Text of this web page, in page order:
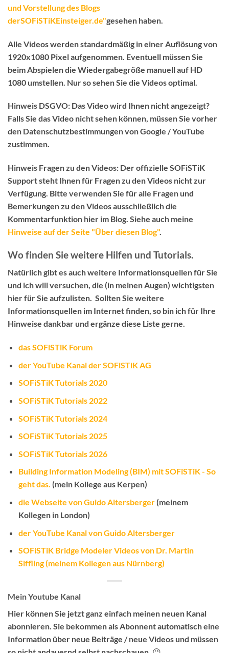
und Vorstellung des Blogs
derSOFiSTiKEinsteiger.de"gesehen haben.
Alle Videos werden standardmäßig in einer Auflösung von
1920x1080 Pixel aufgenommen. Eventuell müssen Sie
beim Abspielen die Wiedergabegröße manuell auf HD
1080 umstellen. Nur so sehen Sie die Videos optimal.
Hinweis DSGVO: Das Video wird Ihnen nicht angezeigt?
Falls Sie das Video nicht sehen können, müssen Sie vorher
den Datenschutzbestimmungen von Google / YouTube
zustimmen.
Hinweis Fragen zu den Videos: Deroffizielle SOFiSTiK
Supportsteht Ihnen für Fragen zu den Videos nichtzur
Verfügung. Bitte verwenden Sie für alle Fragen und
Bemerkungen zu den Videos ausschließlich die
Kommentarfunktion hier im Blog. Siehe auch meine
Hinweise auf der Seite "Über diesen Blog".
Wo finden Sie weitere Hilfen und Tutorials.
Natürlich gibt es auch weitere Informationsquellen für Sie
und ich will versuchen, die (in meinen Augen) wichtigsten
hier für Sie aufzulisten. Sollten Sie weitere
Informationsquellen im Internet finden, so bin ich für Ihre
Hinweise dankbar und ergänze diese Liste gerne.
das SOFiSTiK Forum
der YouTube Kanal der SOFiSTiK AG
SOFiSTiK Tutorials 2020
SOFiSTiK Tutorials 2022
SOFiSTiK Tutorials 2024
SOFiSTiK Tutorials 2025
SOFiSTiK Tutorials 2026
Building Information Modeling (BIM) mit SOFiSTiK - So
geht das. (mein Kollege aus Kerpen)
die Webseite von Guido Altersberger(meinem
Kollegen in London)
der YouTube Kanal von Guido Altersberger
SOFiSTiK Bridge Modeler Videos von Dr. Martin
Siffling (meinem Kollegen aus Nürnberg)
Mein Youtube Kanal
Hier können Sie jetzt ganz einfach meinen neuen Kanal
abonnieren. Sie bekommen als Abonnent automatisch eine
Information über neue Beiträge / neue Videos und müssen